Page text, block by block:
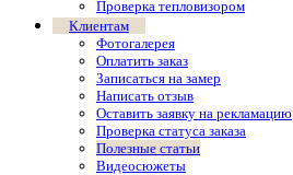
Проверка тепловизором
Клиентам
Фотогалерея
Оплатить заказ
Записаться на замер
Написать отзыв
Оставить заявку на рекламацию
Проверка статуса заказа
Полезные статьи
Видеосюжеты